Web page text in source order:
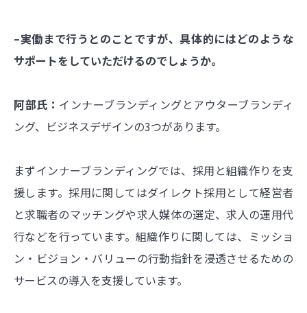
–実働まで行うとのことですが、具体的にはどのような
サポートをしていただけるのでしょうか。
阿部氏： インナーブランディングとアウターブランディ
ング、ビジネスデザインの3つがあります。
まずインナーブランディングでは、採用と組織作りを支
援します。採用に関してはダイレクト採用として経営者
と求職者のマッチングや求人媒体の選定、求人の運用代
行などを行っています。組織作りに関しては、ミッショ
ン・ビジョン・バリューの行動指針を浸透させるための
サービスの導入を支援しています。